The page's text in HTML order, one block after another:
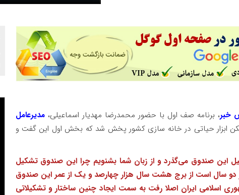
خبر، برنامه صف اول با حضور محمدرضا مهدیار اسماعیلی،مدیرعامل
ابزار حیاتی در خانه سازی کشور پخش شد که بخش اول این گفت و
این صندوق می‌گذرد و از زبان شما بشنویم چرا این صندوق تشکیل
دو سال است از برج هشت سال هزار چهارصد و یک از عمر این صندوق
اسلامی ایران اصلا رفت به سمت ایجاد چنین ساختار و تشکیلاتی